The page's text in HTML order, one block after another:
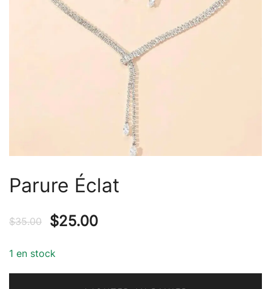
Parure Éclat
$35.00 $25.00
1 en stock